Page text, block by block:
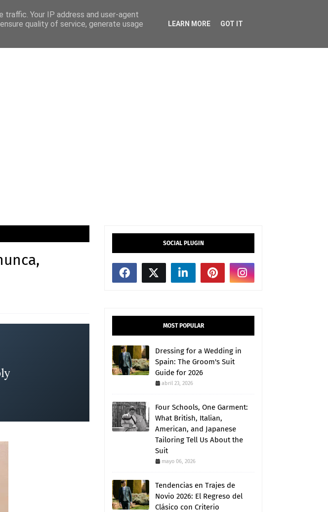
SOCIAL PLUGIN
MOST POPULAR
Dressing for a Wedding in
Spain: The Groom's Suit
Guide for 2026
abril 23, 2026
Four Schools, One Garment:
What British, Italian,
American, and Japanese
Tailoring Tell Us About the
Suit
mayo 06, 2026
Tendencias en Trajes de
Novio 2026: El Regreso del
Clásico con Criterio
Your IP address and user-agent
quality of service, generate usage
LEARN MORE GOT IT